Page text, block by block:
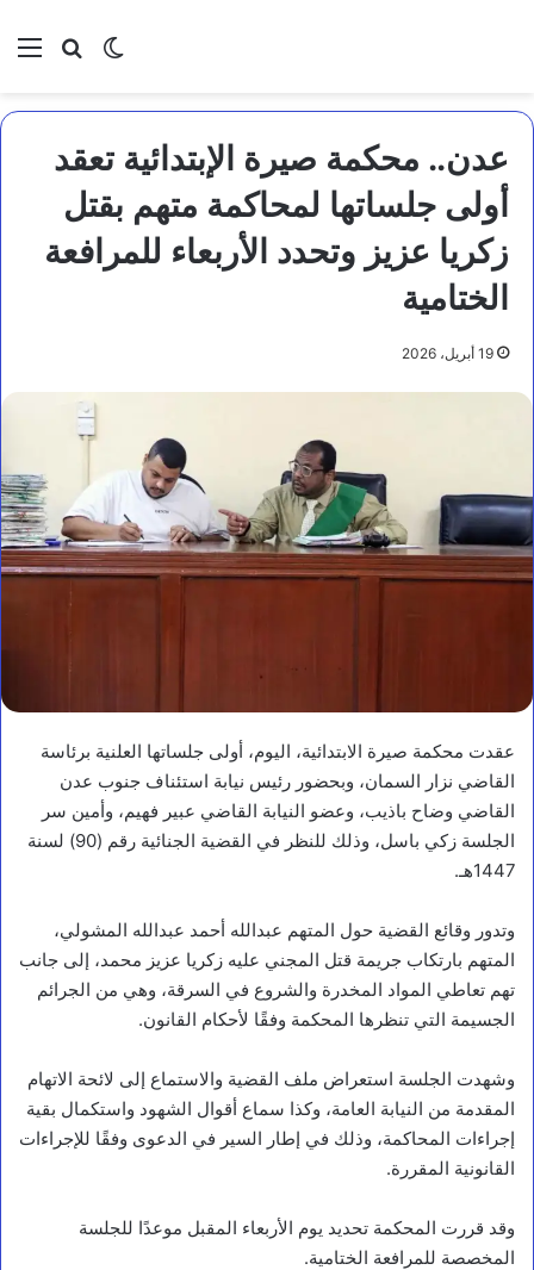
بحثالوضع
عدن.. محكمة صيرة الإبتدائية تعقد
أولى جلساتها لمحاكمة متهم بقتل
زكريا عزيز وتحدد الأربعاء للمرافعة
الختامية
19 أبريل، 2026
عقدت محكمة صيرة الابتدائية، اليوم، أولى جلساتها العلنية برئاسة
القاضي نزار السمان، وبحضور رئيس نيابة استئناف جنوب عدن
القاضي وضاح باذيب، وعضو النيابة القاضي عبير فهيم، وأمين سر
الجلسة زكي باسل، وذلك للنظر في القضية الجنائية رقم (90) لسنة
1447هـ.
وتدور وقائع القضية حول المتهم عبدالله أحمد عبدالله المشولي،
المتهم بارتكاب جريمة قتل المجني عليه زكريا عزيز محمد، إلى جانب
تهم تعاطي المواد المخدرة والشروع في السرقة، وهي من الجرائم
الجسيمة التي تنظرها المحكمة وفقًا لأحكام القانون.
وشهدت الجلسة استعراض ملف القضية والاستماع إلى لائحة الاتهام
المقدمة من النيابة العامة، وكذا سماع أقوال الشهود واستكمال بقية
إجراءات المحاكمة، وذلك في إطار السير في الدعوى وفقًا للإجراءات
القانونية المقررة.
وقد قررت المحكمة تحديد يوم الأربعاء المقبل موعدًا للجلسة
المخصصة للمرافعة الختامية.